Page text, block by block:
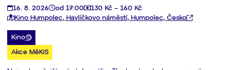
16. 8. 2026 od 17:00
130 Kč – 160 Kč
Kino Humpolec, Havlíčkovo náměstí, Humpolec, Česko
Kino
Akce MěKIS